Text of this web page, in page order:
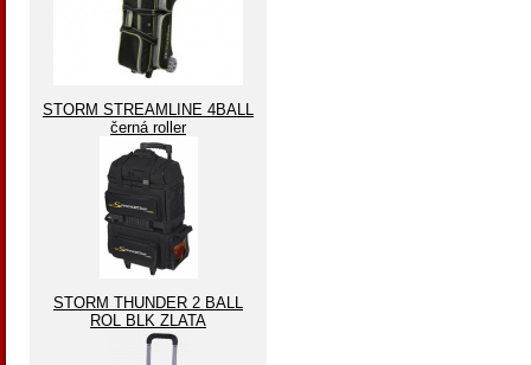
STORM STREAMLINE 4BALL
černá roller
STORM THUNDER 2 BALL
ROL BLK ZLATA